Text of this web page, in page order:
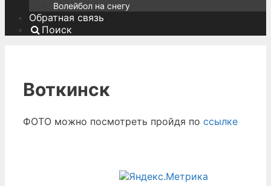
Волейбол на снегу
Обратная связь
Поиск
Воткинск
ФОТО можно посмотреть пройдя по ссылке